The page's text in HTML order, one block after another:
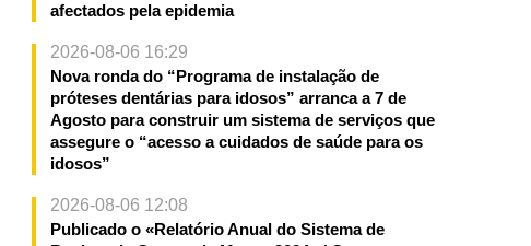
afectados pela epidemia
2026-08-06 16:29
Nova ronda do “Programa de instalação de
próteses dentárias para idosos” arranca a 7 de
Agosto para construir um sistema de serviços que
assegure o “acesso a cuidados de saúde para os
idosos”
2026-08-06 12:08
Publicado o «Relatório Anual do Sistema de